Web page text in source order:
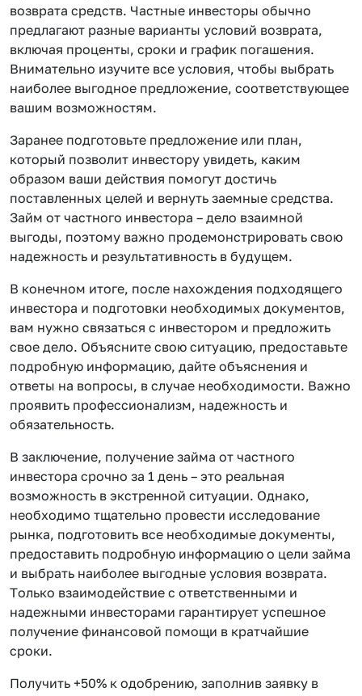
возврата средств. Частные инвесторы обычно
предлагают разные варианты условий возврата,
включая проценты, сроки и график погашения.
Внимательно изучите все условия, чтобы выбрать
наиболее выгодное предложение, соответствующее
вашим возможностям.
Заранее подготовьте предложение или план,
который позволит инвестору увидеть, каким
образом ваши действия помогут достичь
поставленных целей и вернуть заемные средства.
Займ от частного инвестора – дело взаимной
выгоды, поэтому важно продемонстрировать свою
надежность и результативность в будущем.
В конечном итоге, после нахождения подходящего
инвестора и подготовки необходимых документов,
вам нужно связаться с инвестором и предложить
свое дело. Объясните свою ситуацию, предоставьте
подробную информацию, дайте объяснения и
ответы на вопросы, в случае необходимости. Важно
проявить профессионализм, надежность и
обязательность.
В заключение, получение займа от частного
инвестора срочно за 1 день – это реальная
возможность в экстренной ситуации. Однако,
необходимо тщательно провести исследование
рынка, подготовить все необходимые документы,
предоставить подробную информацию о цели займа
и выбрать наиболее выгодные условия возврата.
Только взаимодействие с ответственными и
надежными инвесторами гарантирует успешное
получение финансовой помощи в кратчайшие
сроки.
Получить +50% к одобрению, заполнив заявку в